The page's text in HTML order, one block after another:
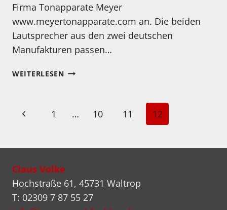
Firma Tonapparate Meyer
www.meyertonapparate.com an. Die beiden
Lautsprecher aus den zwei deutschen
Manufakturen passen…
WEITERLESEN2
Seitennavigation
Vorherige
1 … 10 11 12
Claus Volke
Hochstraße 61, 45731 Waltrop
T: 02309 7 87 55 27